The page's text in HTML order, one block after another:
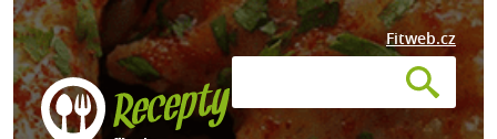
Fitweb.cz